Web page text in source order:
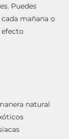
Puedes
mañana o
efecto
natural